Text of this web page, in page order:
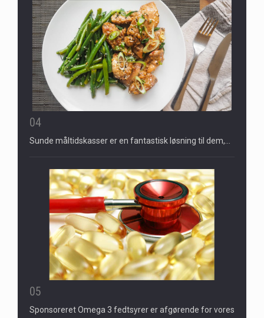
04
Sunde måltidskasser er en fantastisk løsning til dem,…
05
Sponsoreret Omega 3 fedtsyrer er afgørende for vores